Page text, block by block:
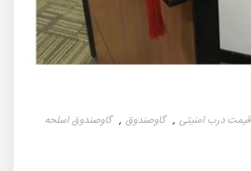
قیمت درب امنیتی گاوصندوق گاوصندوق اسلحه